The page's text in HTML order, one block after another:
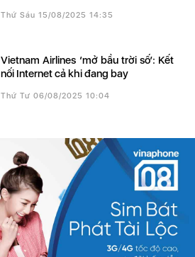
Thứ Sáu 15/08/2025 14:35
Vietnam Airlines ‘mở bầu trời số’: Kết
nối Internet cả khi đang bay
Thứ Tư 06/08/2025 10:04